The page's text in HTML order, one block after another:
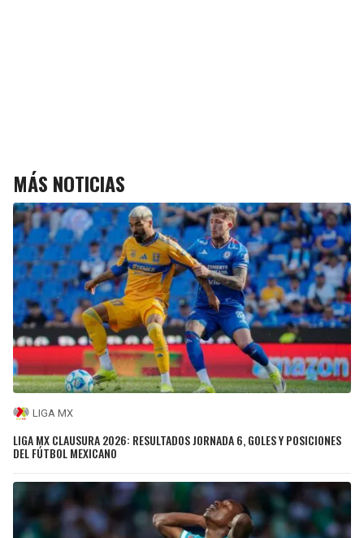
MÁS NOTICIAS
LIGA MX
LIGA MX CLAUSURA 2026: RESULTADOS JORNADA 6, GOLES Y POSICIONES
DEL FÚTBOL MEXICANO